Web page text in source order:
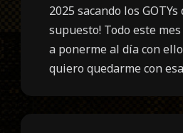
2025 sacando los GOTYs
supuesto! Todo este
a ponerme al día con
quiero quedarme con